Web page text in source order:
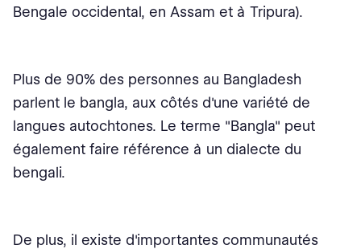
Bengale occidental, en Assam et à Tripura).
Plus de 90% des personnes au Bangladesh
parlent le bangla, aux côtés d'une variété de
langues autochtones. Le terme "Bangla" peut
également faire référence à un dialecte du
bengali.
De plus, il existe d'importantes communautés